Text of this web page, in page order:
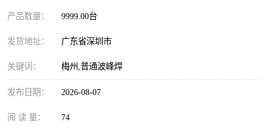
产品数量： 9999.00台
发货地址： 广东省深圳市
关键词： 梅州,普通波峰焊
发布日期： 2026-08-07
阅 读 量： 74